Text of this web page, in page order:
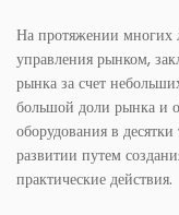
На протяжении многих
управления рынком,
рынка за счет
большой доли рынка и
оборудования в
развитии путем
практические действия.